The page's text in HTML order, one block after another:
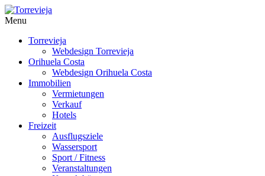
Menu
Torrevieja
Webdesign Torrevieja
Orihuela Costa
Webdesign Orihuela Costa
Immobilien
Vermietungen
Verkauf
Hotels
Freizeit
Ausflugsziele
Wassersport
Sport / Fitness
Veranstaltungen